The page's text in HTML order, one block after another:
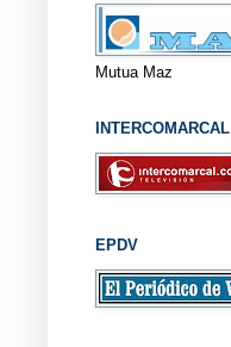
Mutua Maz
INTERCOMARCAL
EPDV